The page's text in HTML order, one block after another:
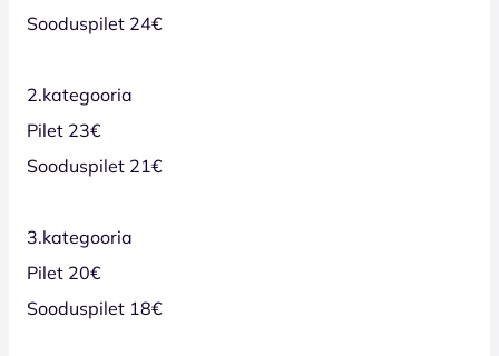
Sooduspilet 24€
2.kategooria
Pilet 23€
Sooduspilet 21€
3.kategooria
Pilet 20€
Sooduspilet 18€